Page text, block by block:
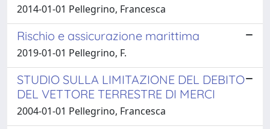
2014-01-01 Pellegrino, Francesca
Rischio e assicurazione marittima
2019-01-01 Pellegrino, F.
STUDIO SULLA LIMITAZIONE DEL DEBITO
DEL VETTORE TERRESTRE DI MERCI
2004-01-01 Pellegrino, Francesca